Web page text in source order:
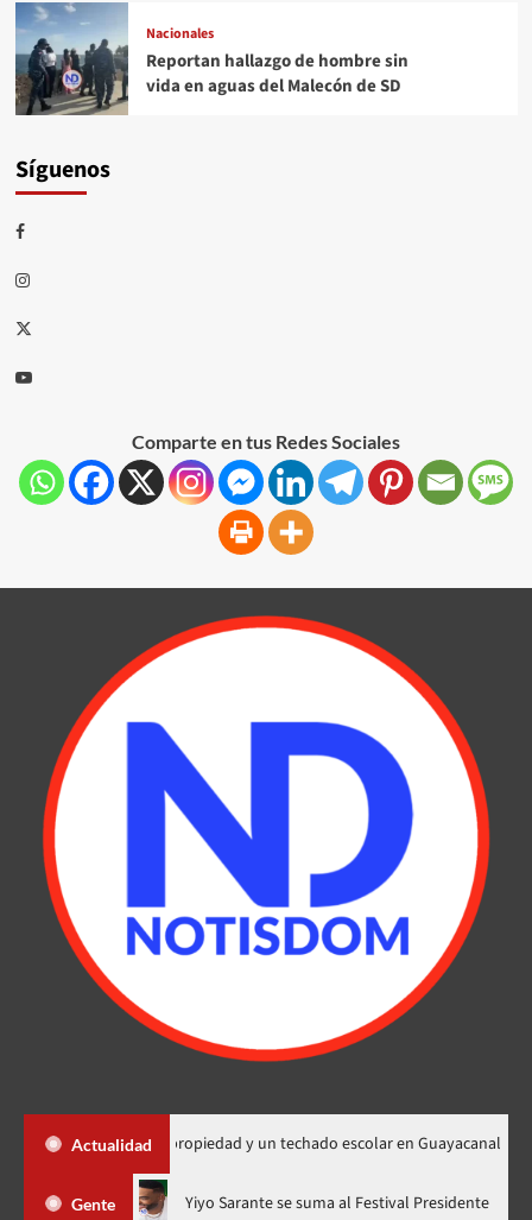
Nacionales
Reportan hallazgo de hombre sin
vida en aguas del Malecón de SD
Síguenos
Comparte en tus Redes Sociales
Actualidad
títulos de propiedad y un techado escolar en Guayacanal
Gente
en nuevo horario Yiyo Sarante se suma al Festival